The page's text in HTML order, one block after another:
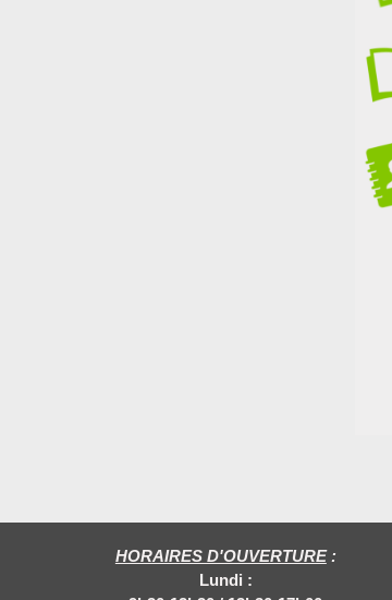
HORAIRES D'OUVERTURE:
Lundi :